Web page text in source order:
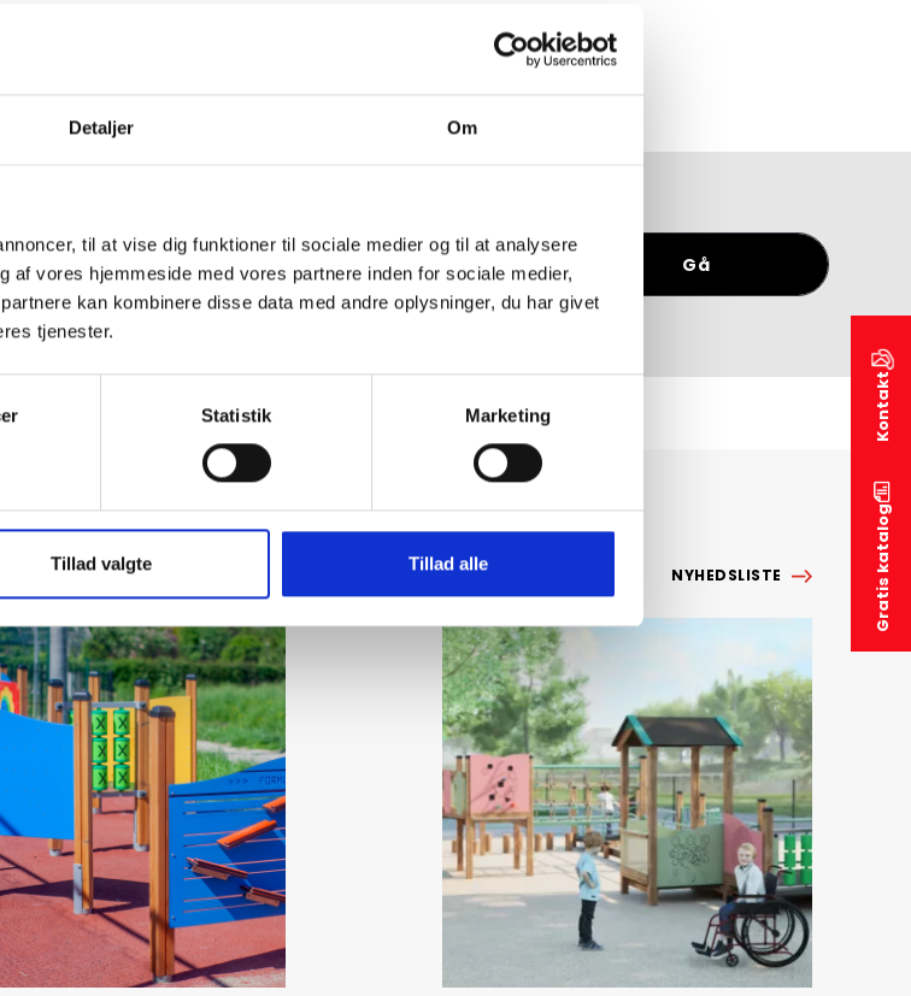
Detaljer Om
til at vise dig funktioner til sociale medier og til at analysere
af vores hjemmeside med vores partnere inden for sociale medier,
kan kombinere disse data med andre oplysninger, du har givet
tjenester.
Statistik Marketing
Tillad valgte Tillad alle Gratis katalog
Kontakt
Vores produktkatalog Gå
NYHEDSLISTE